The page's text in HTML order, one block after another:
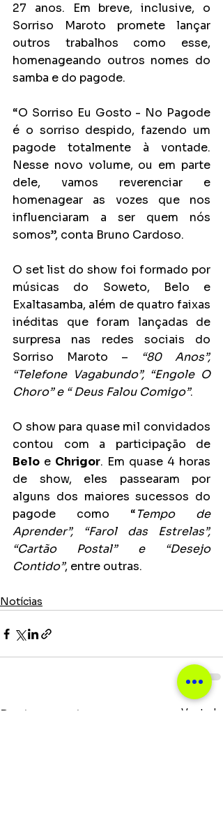
27 anos. Em breve, inclusive, o
Sorriso Maroto promete lançar
outros trabalhos como esse,
homenageando outros nomes do
samba e do pagode.
“O Sorriso Eu Gosto - No Pagode
é o sorriso despido, fazendo um
pagode totalmente à vontade.
Nesse novo volume, ou em parte
dele, vamos reverenciar e
homenagear as vozes que nos
influenciaram a ser quem nós
somos”, conta Bruno Cardoso.
O set list do show foi formado por
músicas do Soweto, Belo e
Exaltasamba, além de quatro faixas
inéditas que foram lançadas de
surpresa nas redes sociais do
Sorriso Maroto – “80 Anos”,
“Telefone Vagabundo”, “Engole O
Choro” e “ Deus Falou Comigo”.
O show para quase mil convidados
Belo e Chrigor. Em quase 4 horas
de show, eles passearam por
alguns dos maiores sucessos do
pagode como “Tempo de
Aprender”, “Farol das Estrelas”,
“Cartão Postal” e “Desejo
Contido”, entre outras.
Notícias
Posts recentes Ver tudo